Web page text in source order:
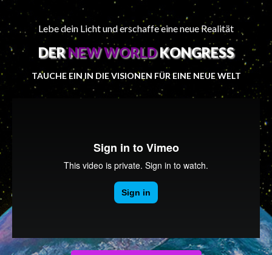
Lebe dein Licht und erschaffe eine neue Realität
DERNEW WORLDKONGRESS
TAUCHE EIN IN DIE VISIONEN FÜR EINE NEUE WELT